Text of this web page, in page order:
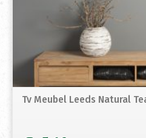
Tv Meubel Leeds Natural